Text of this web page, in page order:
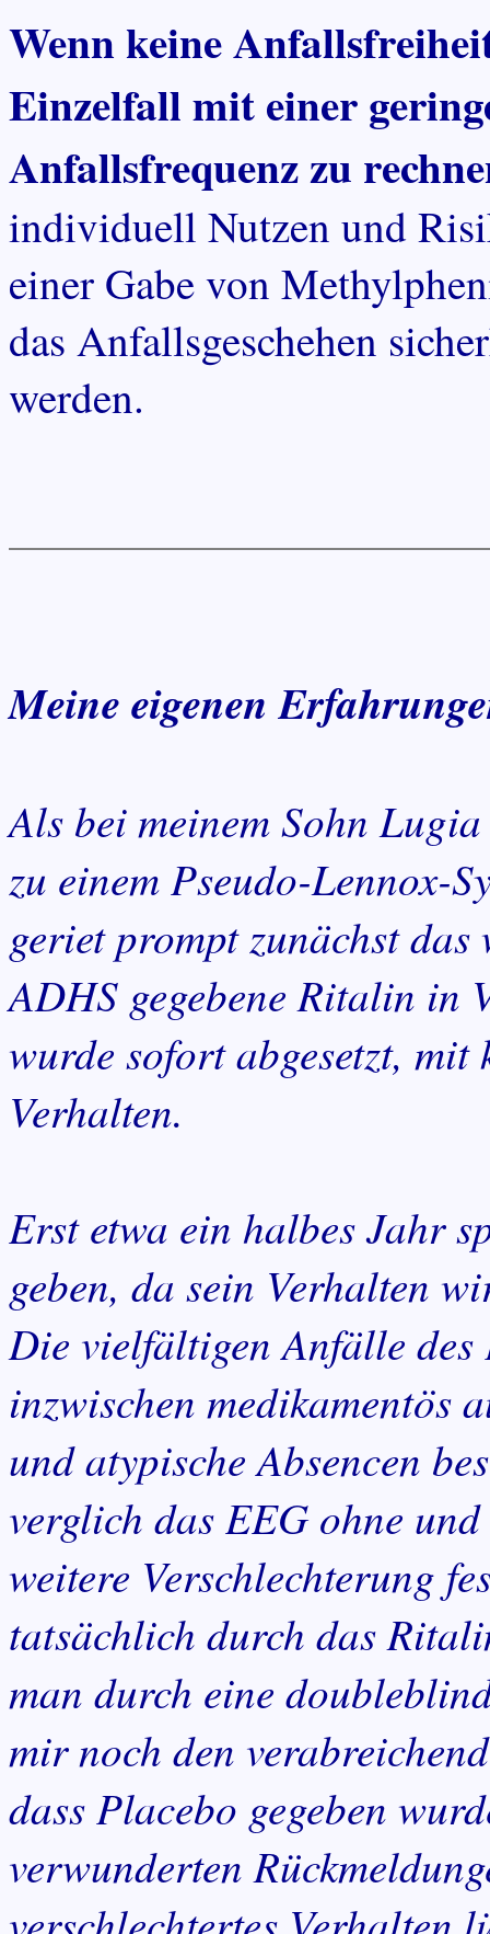
Wenn keine
Einzelfall mit einer
Anfallsfrequenz zu
individuell Nutzen und
einer Gabe von
das Anfallsgeschehen
werden.
Meine eigenen
Als bei meinem Sohn
zu einem Pseudo-Lennox-
geriet prompt zunächst das
ADHS gegebene Ritalin in
wurde sofort abgesetzt,
Verhalten.
Erst etwa ein halbes Jahr
geben, da sein Verhalten
Die vielfältigen Anfälle des
inzwischen medikamentös
und atypische Absencen
verglich das EEG ohne
weitere Verschlechterung
tatsächlich durch das
man durch eine
mir noch den
dass Placebo gegeben
verwunderten